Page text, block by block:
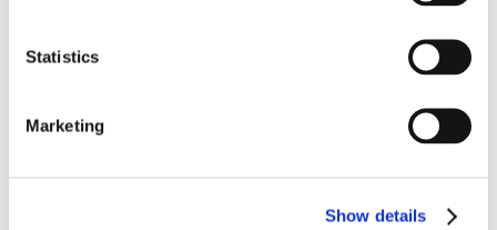
Statistics
Marketing
Show details
avec lit 180, accès terrasse et Salle
de bain en suite avec baignoire
de bain en suite avec douche
Chambre double
avec accès terrasse, lit 160 et Salle
de bain directement dans la chambre (wc, lavabo et